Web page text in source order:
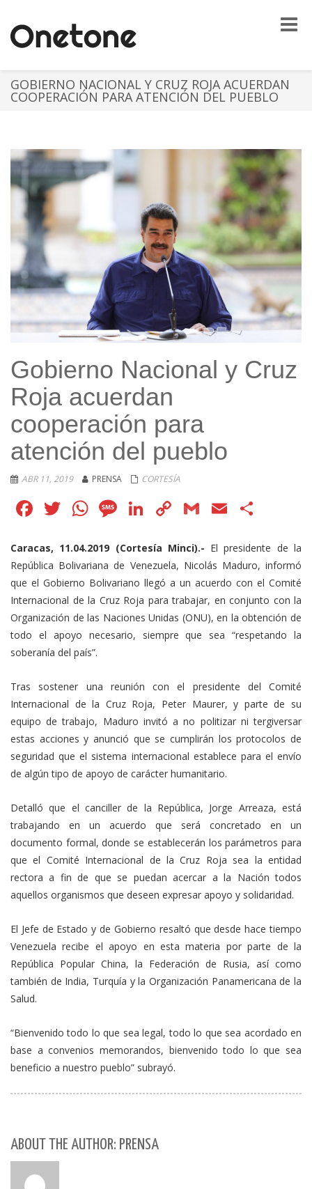
Toggle
GOBIERNO NACIONAL Y CRUZ ROJA ACUERDAN
COOPERACIÓN PARA ATENCIÓN DEL PUEBLO
Gobierno Nacional y Cruz
Roja acuerdan
cooperación para
atención del pueblo
ABR 11, 2019 PRENSA CORTESÍA
Facebook
Twitter
WhatsApp
Message
LinkedIn
CopyGmailEmail
Caracas, 11.04.2019 (Cortesía Minci).- El presidente de la
República Bolivariana de Venezuela, Nicolás Maduro, informó
que el Gobierno Bolivariano llegó a un acuerdo con el Comité
Internacional de la Cruz Roja para trabajar, en conjunto con la
Organización de las Naciones Unidas (ONU), en la obtención de
todo el apoyo necesario, siempre que sea “respetando la
soberanía del país”.
Tras sostener una reunión con el presidente del Comité
Internacional de la Cruz Roja, Peter Maurer, y parte de su
equipo de trabajo, Maduro invitó a no politizar ni tergiversar
estas acciones y anunció que se cumplirán los protocolos de
seguridad que el sistema internacional establece para el envío
de algún tipo de apoyo de carácter humanitario.
Detalló que el canciller de la República, Jorge Arreaza, está
trabajando en un acuerdo que será concretado en un
documento formal, donde se establecerán los parámetros para
que el Comité Internacional de la Cruz Roja sea la entidad
rectora a fin de que se puedan acercar a la Nación todos
aquellos organismos que deseen expresar apoyo y solidaridad.
El Jefe de Estado y de Gobierno resaltó que desde hace tiempo
Venezuela recibe el apoyo en esta materia por parte de la
República Popular China, la Federación de Rusia, así como
también de India, Turquía y la Organización Panamericana de la
Salud.
“Bienvenido todo lo que sea legal, todo lo que sea acordado en
base a convenios memorandos, bienvenido todo lo que sea
beneficio a nuestro pueblo” subrayó.
ABOUT THE AUTHOR: PRENSA